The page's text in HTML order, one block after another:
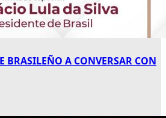
BRASILEÑO A CONVERSAR CON